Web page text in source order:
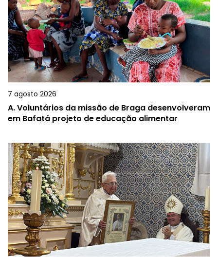
7 agosto 2026
A.Voluntários da missão de Braga desenvolveram
em Bafatá projeto de educação alimentar